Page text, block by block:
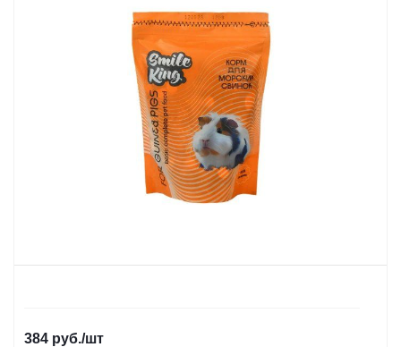
384 руб./шт